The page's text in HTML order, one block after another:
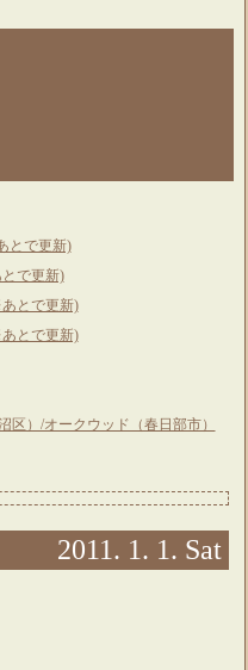
とで更新)
で更新)
とで更新)
とで更新)
区）/オークウッド（春日部市）
2011. 1. 1. Sat